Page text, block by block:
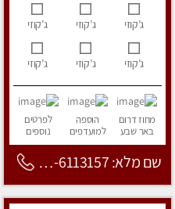
ג’קוזי ג’קוזי ג’קוזי
ג’קוזי ג’קוזי ג’קוזי
מחוז דרום
באר שבע
הוספה
למועדפים
לפרטים
נוספים
שם מלא: 053-6113157